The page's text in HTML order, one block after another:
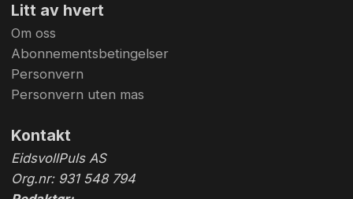
Litt av hvert
Om oss
Abonnementsbetingelser
Personvern
Personvern uten mas
Kontakt
EidsvollPuls AS
Org.nr: 931 548 794